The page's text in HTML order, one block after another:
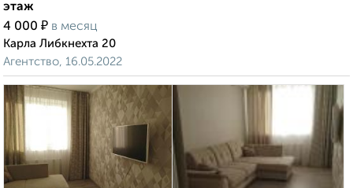
этаж
4 000 ₽ в месяц
Карла Либкнехта 20
Агентство, 16.05.2022